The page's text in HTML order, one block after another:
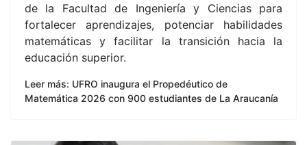
de la Facultad de Ingeniería y Ciencias para
fortalecer aprendizajes, potenciar habilidades
matemáticas y facilitar la transición hacia la
educación superior.
Leer más: UFRO inaugura el Propedéutico de
Matemática 2026 con 900 estudiantes de La Araucanía